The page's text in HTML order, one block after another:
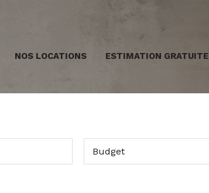
NOS LOCATIONS ESTIMATION GRATUITE
Budget